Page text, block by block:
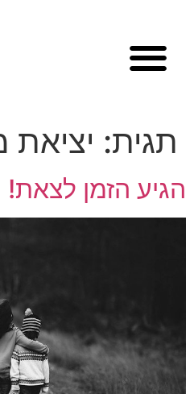
תגית: יציאת
הגיע הזמן לצאת!